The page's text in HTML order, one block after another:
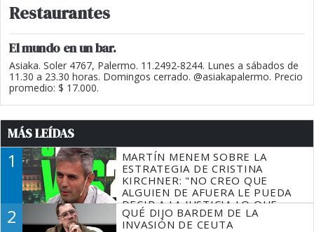
Restaurantes
El mundo en un bar.
Asiaka. Soler 4767, Palermo. 11.2492-8244. Lunes a sábados de
11.30 a 23.30 horas. Domingos cerrado. @asiakapalermo. Precio
promedio: $ 17.000.
MÁS LEÍDAS
1
MARTÍN MENEM SOBRE LA
ESTRATEGIA DE CRISTINA
KIRCHNER: "NO CREO QUE
ALGUIEN DE AFUERA LE PUEDA
DECIR A LA JUSTICIA LO QUE
TIENE QUE HACER"
2
QUÉ DIJO BARDEM DE LA
INVASIÓN DE CEUTA